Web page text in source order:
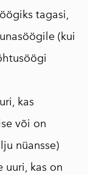
tagasi,
(kui
kas
või on
nüansse)
uuri, kas on